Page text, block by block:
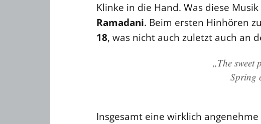
Klinke in die Hand. Was diese
Ramadani. Beim ersten Hinhören
18, was nicht auch zuletzt auch an
„The sweet
Spring
Insgesamt eine wirklich